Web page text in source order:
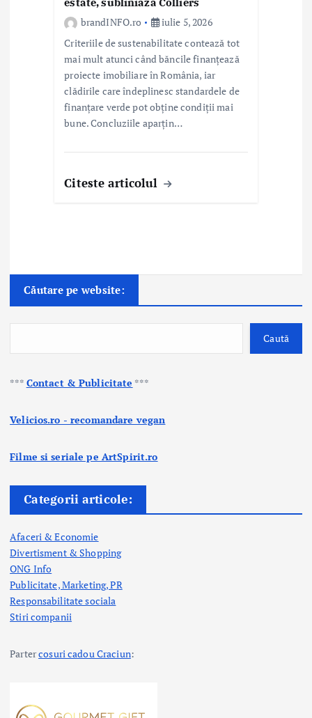
brandINFO.ro
iulie 5, 2026
Criteriile de sustenabilitate contează tot
mai mult atunci când băncile finanțează
proiecte imobiliare în România, iar
clădirile care îndeplinesc standardele de
finanțare verde pot obține condiții mai
bune. Concluziile aparțin…
Citeste articolul
Căutare pe website:
Caută
*** Contact & Publicitate ***
Velicios.ro - recomandare vegan
Filme si seriale pe ArtSpirit.ro
Categorii articole:
Afaceri & Economie
Divertisment & Shopping
ONG Info
Publicitate, Marketing, PR
Responsabilitate sociala
Stiri companii
Partercosuri cadou Craciun: